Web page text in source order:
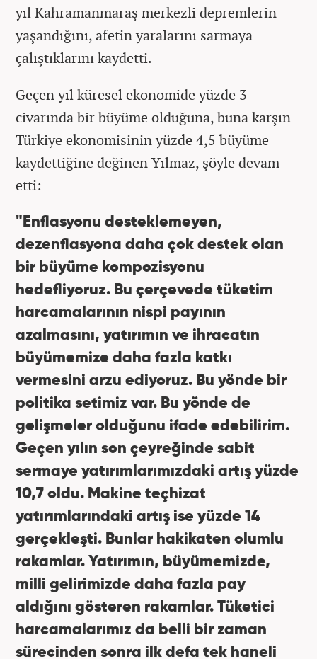
yıl Kahramanmaraş merkezli depremlerin
yaşandığını, afetin yaralarını sarmaya
çalıştıklarını kaydetti.
Geçen yıl küresel ekonomide yüzde 3
civarında bir büyüme olduğuna, buna karşın
Türkiye ekonomisinin yüzde 4,5 büyüme
kaydettiğine değinen Yılmaz, şöyle devam
etti:
"Enflasyonu desteklemeyen,
dezenflasyona daha çok destek olan
bir büyüme kompozisyonu
hedefliyoruz. Bu çerçevede tüketim
harcamalarının nispi payının
azalmasını, yatırımın ve ihracatın
büyümemize daha fazla katkı
vermesini arzu ediyoruz. Bu yönde bir
politika setimiz var. Bu yönde de
gelişmeler olduğunu ifade edebilirim.
Geçen yılın son çeyreğinde sabit
sermaye yatırımlarımızdaki artış yüzde
10,7 oldu. Makine teçhizat
yatırımlarındaki artış ise yüzde 14
gerçekleşti. Bunlar hakikaten olumlu
rakamlar. Yatırımın, büyümemizde,
milli gelirimizde daha fazla pay
aldığını gösteren rakamlar. Tüketici
harcamalarımız da belli bir zaman
sürecinden sonra ilk defa tek haneli